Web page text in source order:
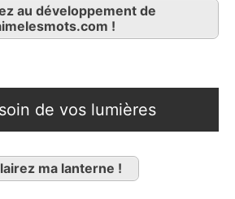
au développement de
!
de vos lumières
ma lanterne !